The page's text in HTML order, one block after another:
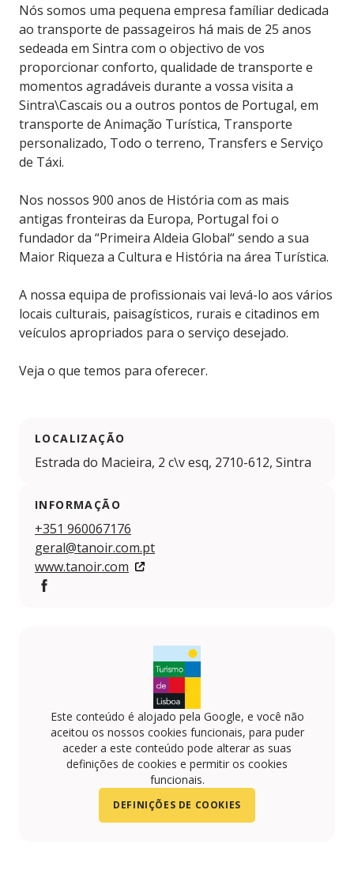
Nós somos uma pequena empresa famíliar dedicada
ao transporte de passageiros há mais de 25 anos
sedeada em Sintra com o objectivo de vos
proporcionar conforto, qualidade de transporte e
momentos agradáveis durante a vossa visita a
Sintra\Cascais ou a outros pontos de Portugal, em
transporte de Animação Turística, Transporte
personalizado, Todo o terreno, Transfers e Serviço
de Táxi.
Nos nossos 900 anos de História com as mais
antigas fronteiras da Europa, Portugal foi o
fundador da “Primeira Aldeia Global“ sendo a sua
Maior Riqueza a Cultura e História na área Turística.
A nossa equipa de profissionais vai levá-lo aos vários
locais culturais, paisagísticos, rurais e citadinos em
veículos apropriados para o serviço desejado.
Veja o que temos para oferecer.
LOCALIZAÇÃO
Estrada do Macieira, 2 c\v esq, 2710-612, Sintra
INFORMAÇÃO
+351 960067176
geral@tanoir.com.pt
www.tanoir.com
Este conteúdo é alojado pela Google, e você não
aceitou os nossos cookies funcionais, para puder
aceder a este conteúdo pode alterar as suas
definições de cookies e permitir os cookies
funcionais.
DEFINIÇÕES DE COOKIES